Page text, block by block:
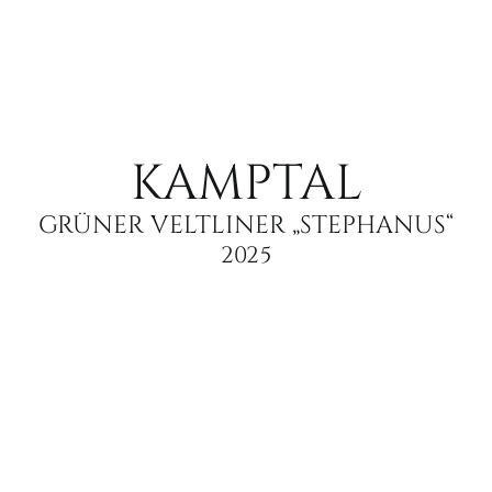
KAMPTAL
GRÜNER VELTLINER „STEPHANUS“
2025